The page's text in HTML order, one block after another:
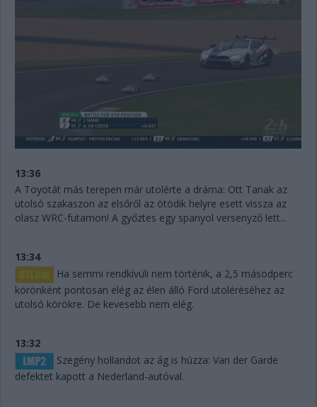
13:36
A Toyotát más terepen már utolérte a dráma: Ott Tanak az
utolsó szakaszon az elsőről az ötödik helyre esett vissza az
olasz WRC-futamon! A győztes egy spanyol versenyző lett...
13:34
Ha semmi rendkívüli nem történik, a 2,5 másodperc
körönként pontosan elég az élen álló Ford utoléréséhez az
utolsó körökre. De kevesebb nem elég.
13:32
Szegény hollandot az ág is húzza: Van der Garde
defektet kapott a Nederland-autóval.